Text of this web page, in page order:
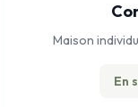
Maison
En